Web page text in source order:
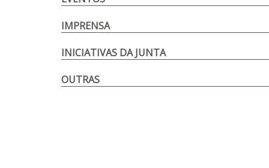
IMPRENSA
INICIATIVAS DA JUNTA
OUTRAS